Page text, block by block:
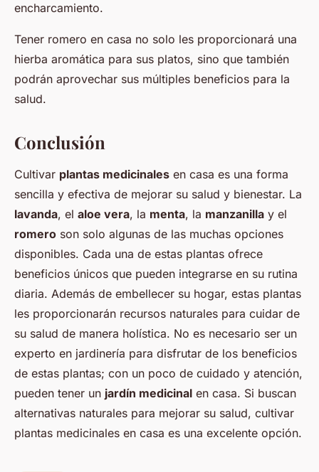
encharcamiento.
Tener romero en casa no solo les proporcionará una
hierba aromática para sus platos, sino que también
podrán aprovechar sus múltiples beneficios para la
salud.
Conclusión
Cultivar plantas medicinales en casa es una forma
sencilla y efectiva de mejorar su salud y bienestar. La
lavanda, el aloe vera, la menta, la manzanilla y el
romero son solo algunas de las muchas opciones
disponibles. Cada una de estas plantas ofrece
beneficios únicos que pueden integrarse en su rutina
diaria. Además de embellecer su hogar, estas plantas
les proporcionarán recursos naturales para cuidar de
su salud de manera holística. No es necesario ser un
experto en jardinería para disfrutar de los beneficios
de estas plantas; con un poco de cuidado y atención,
pueden tener un jardín medicinal en casa. Si buscan
alternativas naturales para mejorar su salud, cultivar
plantas medicinales en casa es una excelente opción.